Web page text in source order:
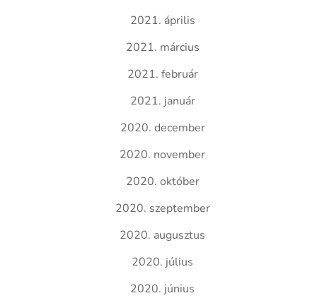
2021. április
2021. március
2021. február
2021. január
2020. december
2020. november
2020. október
2020. szeptember
2020. augusztus
2020. július
2020. június